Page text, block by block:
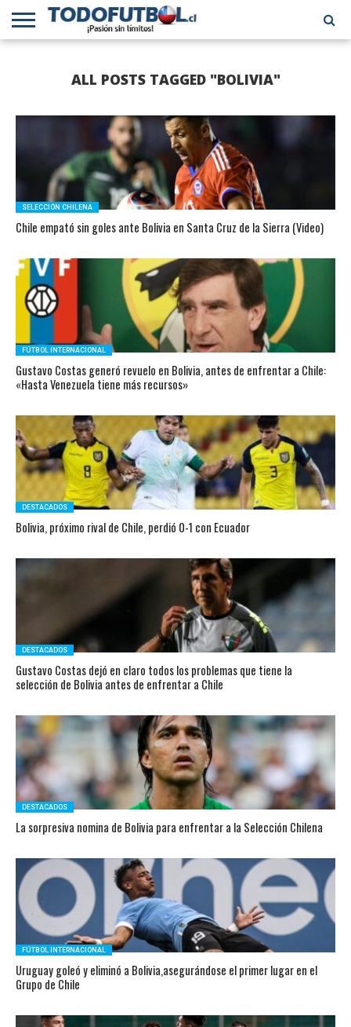
CHILENA
INTERNACIONAL
ALL POSTS TAGGED "BOLIVIA"
SELECCIÓN CHILENA
Chile empató sin goles ante Bolivia en Santa Cruz de la Sierra (Video)
FÚTBOL INTERNACIONAL
Gustavo Costas generó revuelo en Bolivia, antes de enfrentar a Chile:
«Hasta Venezuela tiene más recursos»
DESTACADOS
Bolivia, próximo rival de Chile, perdió 0-1 con Ecuador
DESTACADOS
Gustavo Costas dejó en claro todos los problemas que tiene la
selección de Bolivia antes de enfrentar a Chile
DESTACADOS
La sorpresiva nomina de Bolivia para enfrentar a la Selección Chilena
FÚTBOL INTERNACIONAL
Uruguay goleó y eliminó a Bolivia,asegurándose el primer lugar en el
Grupo de Chile